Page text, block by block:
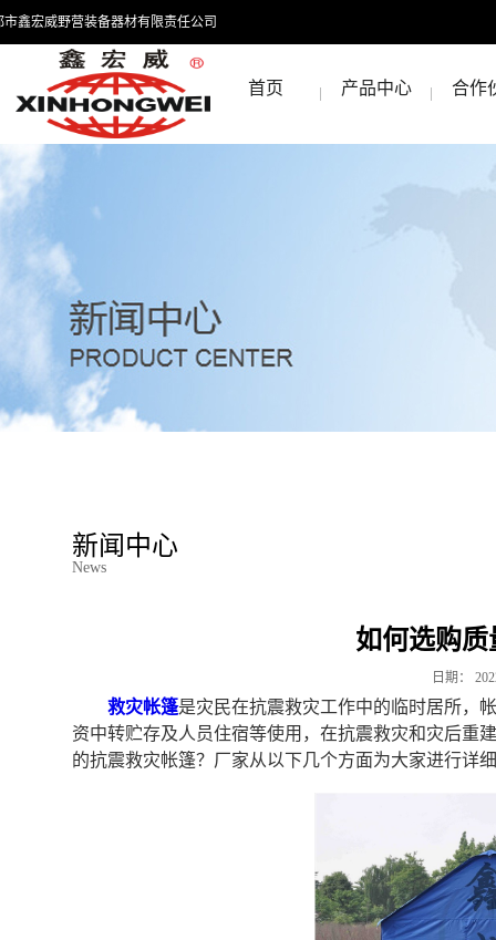
市鑫宏威野营装备器材有限责任公司
首页 产品中心 合作
新闻中心
News
如何选购
日期：
救灾帐篷是灾民在抗震救灾工作中的临时居所，
资中转贮存及人员住宿等使用，在抗震救灾和灾后重
的抗震救灾帐篷？厂家从以下几个方面为大家进行详